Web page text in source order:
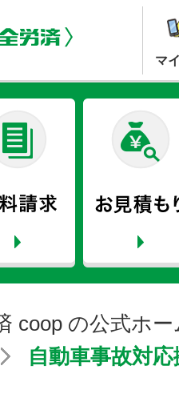
マ
coop の公式ホ
自動車事故対